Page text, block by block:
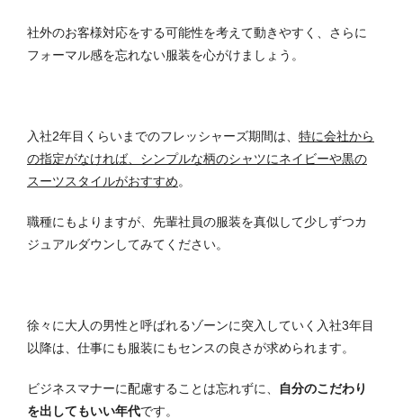
社外のお客様対応をする可能性を考えて動きやすく、さらに
フォーマル感を忘れない服装を心がけましょう。
入社2年目くらいまでのフレッシャーズ期間は、 特に会社から
の指定がなければ、シンプルな柄のシャツにネイビーや黒の
スーツスタイルがおすすめ。
職種にもよりますが、先輩社員の服装を真似して少しずつカ
ジュアルダウンしてみてください。
徐々に大人の男性と呼ばれるゾーンに突入していく入社3年目
以降は、仕事にも服装にもセンスの良さが求められます。
ビジネスマナーに配慮することは忘れずに、
自分のこだわり
を出してもいい年代です。